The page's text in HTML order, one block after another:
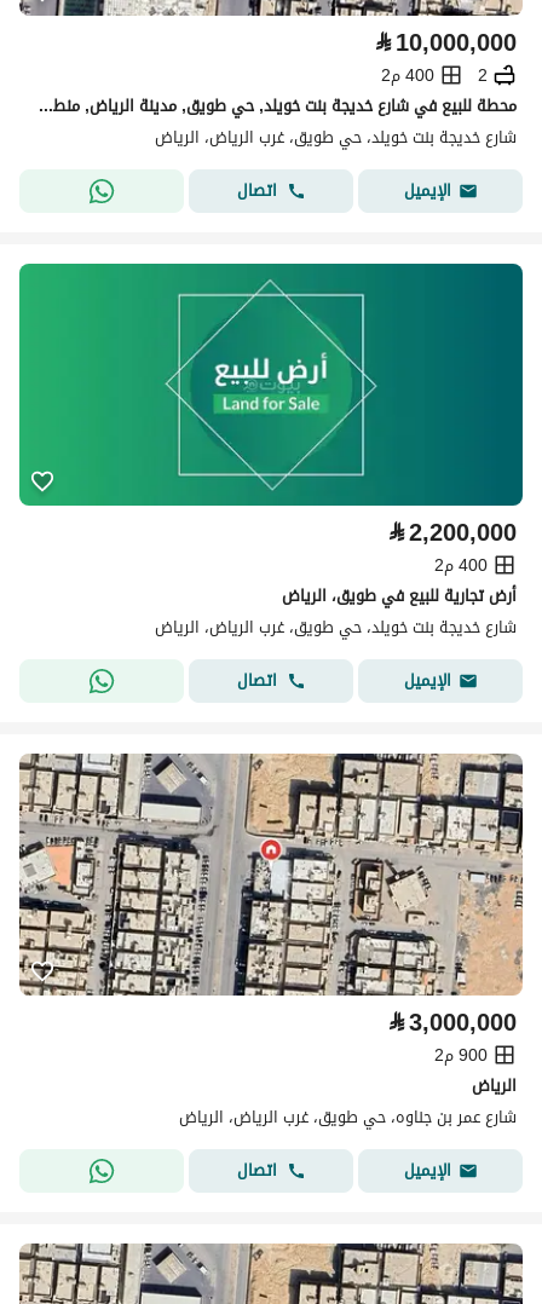
⃁10,000,000
2
400 م2
محطة للبيع في شارع خديجة بنت خويلد, حي طويق, مدينة الرياض, منطقة الرياض
شارع خديجة بنت خويلد، حي طويق، غرب الرياض، الرياض
الإيميل
اتصال
⃁2,200,000
400 م2
أرض تجارية للبيع في طويق، الرياض
شارع خديجة بنت خويلد، حي طويق، غرب الرياض، الرياض
الإيميل
اتصال
⃁3,000,000
900 م2
الرياض
شارع عمر بن جناوه، حي طويق، غرب الرياض، الرياض
الإيميل
اتصال